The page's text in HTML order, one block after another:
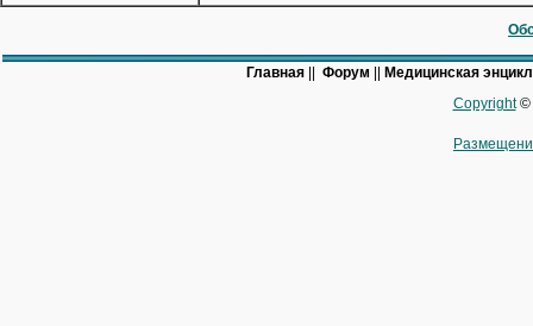
Главная Форум
Медицинская
Copyright©